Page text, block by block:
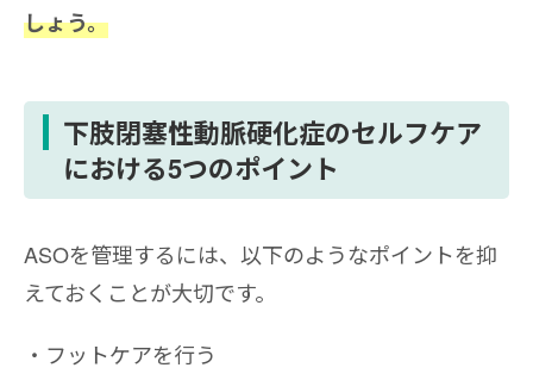
しょう。
下肢閉塞性動脈硬化症のセルフケア
における5つのポイント
ASOを管理するには、以下のようなポイントを抑
えておくことが大切です。
フットケアを行う